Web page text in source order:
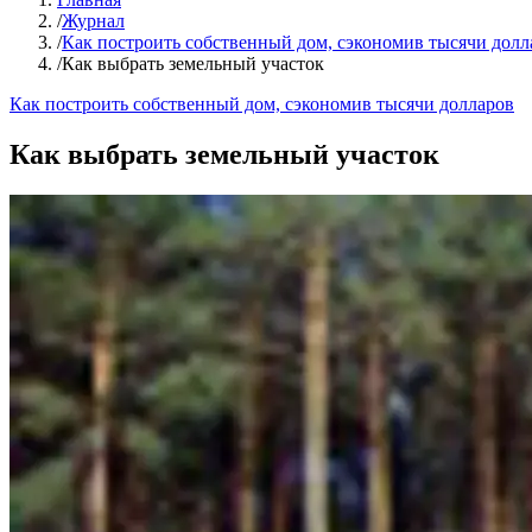
/Журнал
/Как построить собственный дом, сэкономив тысячи
/Как выбрать земельный участок
Как построить собственный дом, сэкономив тысячи долларов
Как выбрать земельный участок